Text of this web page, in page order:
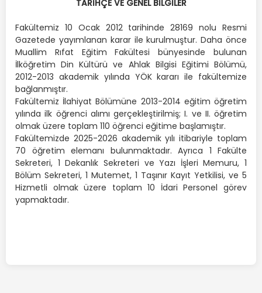
TARİHÇE VE GENEL BİLGİLER
Fakültemiz 10 Ocak 2012 tarihinde 28169 nolu Resmi
Gazetede yayımlanan karar ile kurulmuştur. Daha önce
Muallim Rıfat Eğitim Fakültesi bünyesinde bulunan
İlköğretim Din Kültürü ve Ahlak Bilgisi Eğitimi Bölümü,
2012-2013 akademik yılında YÖK kararı ile fakültemize
bağlanmıştır.
Fakültemiz İlahiyat Bölümüne 2013-2014 eğitim öğretim
yılında ilk öğrenci alımı gerçekleştirilmiş; I. ve II. öğretim
olmak üzere toplam 110 öğrenci eğitime başlamıştır.
Fakültemizde 2025-2026 akademik yılı itibariyle toplam
70 öğretim elemanı bulunmaktadır. Ayrıca 1 Fakülte
Sekreteri, 1 Dekanlık Sekreteri ve Yazı İşleri Memuru, 1
Bölüm Sekreteri, 1 Mutemet, 1 Taşınır Kayıt Yetkilisi, ve 5
Hizmetli olmak üzere toplam 10 İdari Personel görev
yapmaktadır.